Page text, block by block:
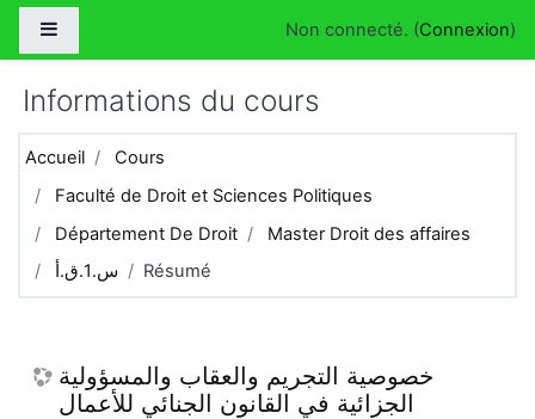
Passer au contenu principal
Non connecté. (Connexion)
Informations du cours
Accueil
Cours
Faculté de Droit et Sciences Politiques
Département De Droit
Master Droit des affaires
س.1.ق.أ
Résumé
خصوصية التجريم والعقاب والمسؤولية
الجزائية في القانون الجنائي للأعمال